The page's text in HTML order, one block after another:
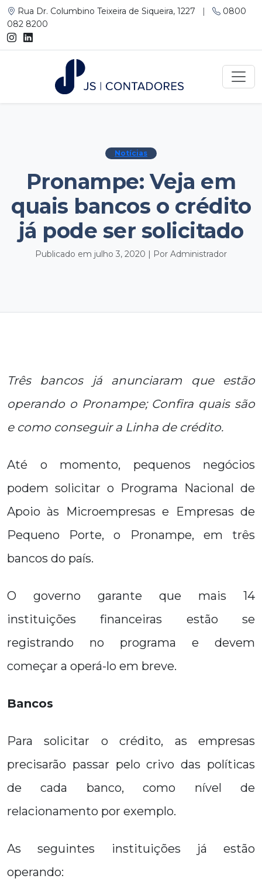
Rua Dr. Columbino Teixeira de Siqueira, 1227 |
0800
082 8200
Notícias
Pronampe: Veja em
quais bancos o crédito
já pode ser solicitado
Publicado em julho 3, 2020 | Por Administrador
Três bancos já anunciaram que estão
operando o Pronampe; Confira quais são
e como conseguir a Linha de crédito.
Até o momento, pequenos negócios
podem solicitar o Programa Nacional de
Apoio às Microempresas e Empresas de
Pequeno Porte, o Pronampe, em três
bancos do país.
O governo garante que mais 14
instituições financeiras estão se
registrando no programa e devem
começar a operá-lo em breve.
Bancos
Para solicitar o crédito, as empresas
precisarão passar pelo crivo das políticas
de cada banco, como nível de
relacionamento por exemplo.
As seguintes instituições já estão
operando: